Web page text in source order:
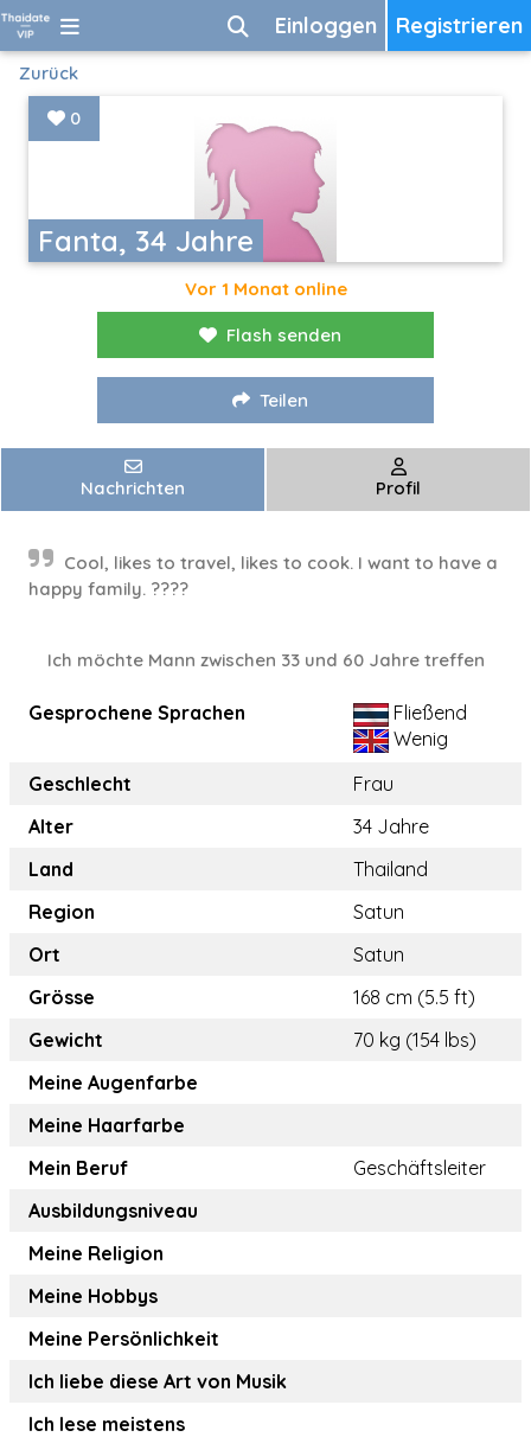
Registrieren
Einloggen
Zurück
Fanta, 34 Jahre
0
Vor 1 Monat online
Flash senden
Teilen
Nachrichten Profil
Cool, likes to travel, likes to cook. I want to have a
happy family. ????
Ich möchte Mann zwischen 33 und 60 Jahre treffen
Gesprochene Sprachen
Fließend
Wenig
Geschlecht
Frau
Alter
34 Jahre
Land
Thailand
Region
Satun
Ort
Satun
Grösse
168 cm (5.5 ft)
Gewicht
70 kg (154 lbs)
Meine Augenfarbe
Meine Haarfarbe
Mein Beruf
Geschäftsleiter
Ausbildungsniveau
Meine Religion
Meine Hobbys
Meine Persönlichkeit
Ich liebe diese Art von Musik
Ich lese meistens